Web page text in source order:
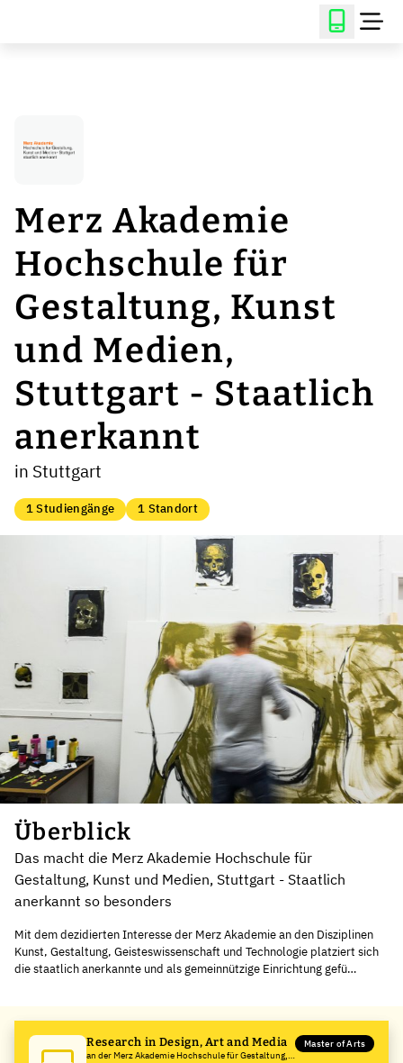
Merz Akademie
Hochschule für
Gestaltung, Kunst
und Medien,
Stuttgart - Staatlich
anerkannt
in Stuttgart
1 Studiengänge 1 Standort
Überblick
Das macht die Merz Akademie Hochschule für
Gestaltung, Kunst und Medien, Stuttgart - Staatlich
anerkannt so besonders
Mit dem dezidierten Interesse der Merz Akademie an den Disziplinen
Kunst, Gestaltung, Geisteswissenschaft und Technologie platziert sich
die staatlich anerkannte und als gemeinnützige Einrichtung gefü…
Research in Design, Art and Media
an der Merz Akademie Hochschule für Gestaltung,
Master of Arts